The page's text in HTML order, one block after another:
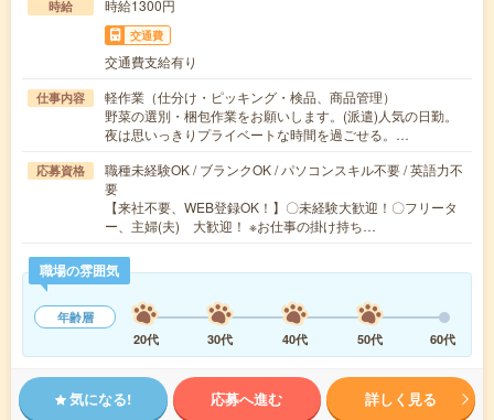
時給 時給1300円
交通費
交通費支給有り
仕事内容
軽作業（仕分け・ピッキング・検品、商品管理）
野菜の選別・梱包作業をお願いします。(派遣)人気の日勤。
夜は思いっきりプライベートな時間を過ごせる。…
応募資格
職種未経験OK / ブランクOK / パソコンスキル不要 / 英語力不
要
【来社不要、WEB登録OK！】〇未経験大歓迎！〇フリータ
ー、主婦(夫) 大歓迎！ ※お仕事の掛け持ち…
職場の雰囲気
年齢層
20代
30代 40代 50代 60代
気になる! 応募へ進む 詳しく見る